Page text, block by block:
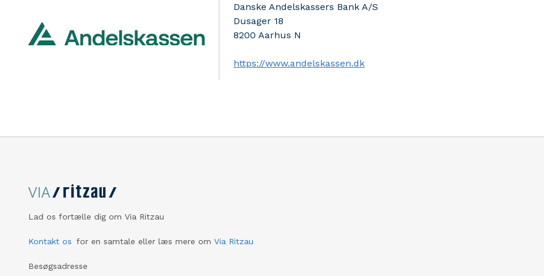
Danske Andelskassers Bank A/S
Dusager 18
8200 Aarhus N
https://www.andelskassen.dk
Lad os fortælle dig om Via Ritzau
Kontakt os for en samtale eller læs mere om Via Ritzau
Besøgsadresse